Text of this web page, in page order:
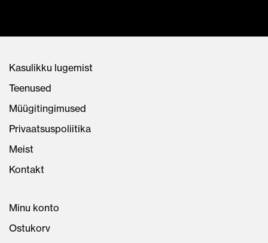
Kasulikku lugemist
Teenused
Müügitingimused
Privaatsuspoliitika
Meist
Kontakt
Minu konto
Ostukorv